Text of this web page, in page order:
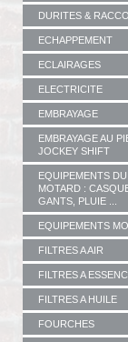
DURITES &
ECHAPPEMENT
ECLAIRAGES
ELECTRICITE
EMBRAYAGE
EMBRAYAGE AU
JOCKEY SHIFT
EQUIPEMENTS DU
MOTARD :
GANTS, PLUIE ...
EQUIPEMENTS
FILTRES A AIR
FILTRES A
FILTRES A HUILE
FOURCHES